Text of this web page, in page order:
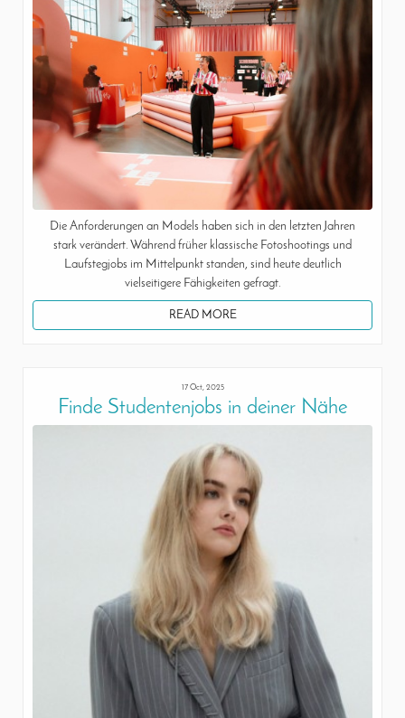
Die Anforderungen an Models haben sich in den letzten Jahren
stark verändert. Während früher klassische Fotoshootings und
Laufstegjobs im Mittelpunkt standen, sind heute deutlich
vielseitigere Fähigkeiten gefragt.
READ MORE
17 Oct, 2025
Finde Studentenjobs in deiner Nähe